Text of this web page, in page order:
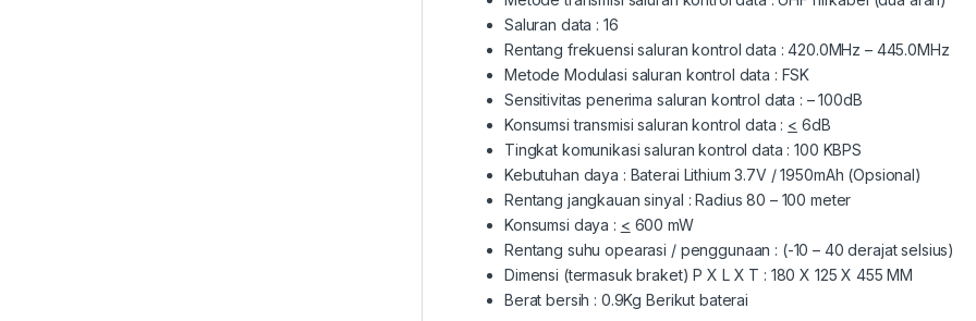
Saluran data : 16
Rentang frekuensi saluran kontrol data : 420.0MHz – 445.0MHz
Metode Modulasi saluran kontrol data : FSK
Sensitivitas penerima saluran kontrol data : – 100dB
Konsumsi transmisi saluran kontrol data : < 6dB
Tingkat komunikasi saluran kontrol data : 100 KBPS
Kebutuhan daya : Baterai Lithium 3.7V / 1950mAh (Opsional)
Rentang jangkauan sinyal : Radius 80 – 100 meter
Konsumsi daya : < 600 mW
Rentang suhu opearasi / penggunaan : (-10 – 40 derajat selsius)
Dimensi (termasuk braket) P X L X T : 180 X 125 X 455 MM
Berat bersih : 0.9Kg Berikut baterai